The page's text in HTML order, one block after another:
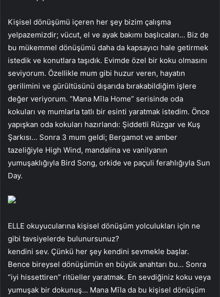
Kişisel dönüşümü içeren her şey bizim çalışma
yelpazemizdir; vücut, el ve ayak bakımı başlıcaları… Biz de
bu mükemmel dönüşümü daha da kapsayıcı hale getirmek
istedik ve konutlara taşıdık. Evimde özel bir koku olmasını
seviyorum. Özellikle mum gibi huzur veren, hayatın
gerilimini ve gürültüsünü dışarıda bırakabildiğim işlere
değer veriyorum. “Mana Mīla Home” serisinde oda
kokuları ve mumlarla tatlı bir esinti yaratmak istedim. Önce
yapışkan oda kokuları hazırlandı: Şiddetli Rüzgar ve Kuş
Şarkısı… Sonra 3 mum geldi; Bergamot ve amber
tazeliğiyle High Wind, mandalina ve vanilyanın
yumuşaklığıyla Bird Song, orkide ve paçuli ferahlığıyla Sun
Day.
ELLE okuyucularına kişisel dönüşüm yolculukları için ne
gibi tavsiyelerde bulunursunuz?
kendini sev. Çünkü her şey kendini sevmekle başlar.
Bence bireysel dönüşümün en büyük anahtarı bu… Sonra
“iyi hissettiren” ritüeller yaratmak. En sevdiğiniz koku veya
yumuşak bir dokunuş… Mana Mīla da bu kişisel dönüşüm